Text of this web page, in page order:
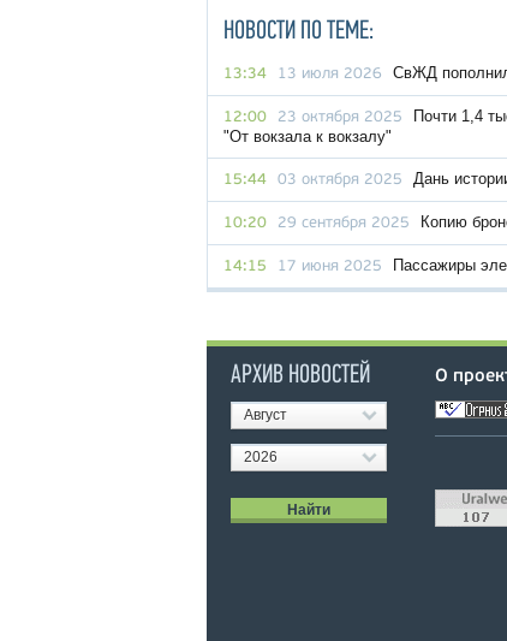
НОВОСТИ ПО ТЕМЕ:
13:34 13 июля 2026 СвЖД
12:00 23 октября 2025
Почти 1,4
"От вокзала к вокзалу"
15:44 03 октября 2025 Дань
10:20 29 сентября 2025 Копию
14:15 17 июня 2025 Пассажиры
АРХИВ НОВОСТЕЙ
Август
2026
О